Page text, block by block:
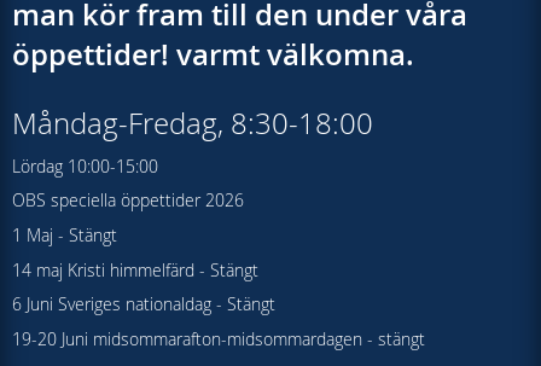
man kör fram till den under våra
öppettider! varmt välkomna.
Måndag-Fredag, 8:30-18:00
Lördag 10:00-15:00
OBS speciella öppettider 2026
1 Maj - Stängt
14 maj Kristi himmelfärd - Stängt
6 Juni Sveriges nationaldag - Stängt
19-20 Juni midsommarafton-midsommardagen - stängt